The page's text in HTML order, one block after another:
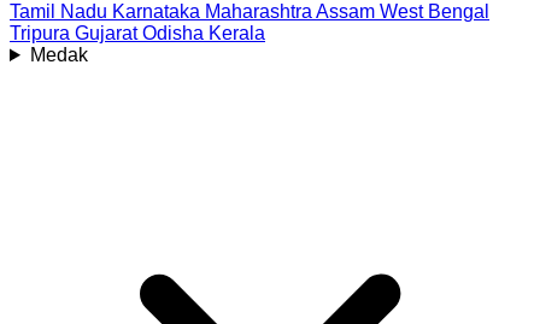
Tamil Nadu Karnataka Maharashtra Assam West Bengal
Tripura Gujarat Odisha Kerala
Medak